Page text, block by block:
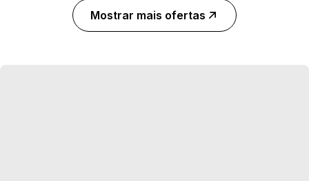
Mostrar mais ofertas